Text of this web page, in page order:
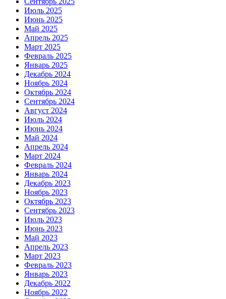
Июль 2025
Июнь 2025
Май 2025
Апрель 2025
Март 2025
Февраль 2025
Январь 2025
Декабрь 2024
Ноябрь 2024
Октябрь 2024
Сентябрь 2024
Август 2024
Июль 2024
Июнь 2024
Май 2024
Апрель 2024
Март 2024
Февраль 2024
Январь 2024
Декабрь 2023
Ноябрь 2023
Октябрь 2023
Сентябрь 2023
Июль 2023
Июнь 2023
Май 2023
Апрель 2023
Март 2023
Февраль 2023
Январь 2023
Декабрь 2022
Ноябрь 2022